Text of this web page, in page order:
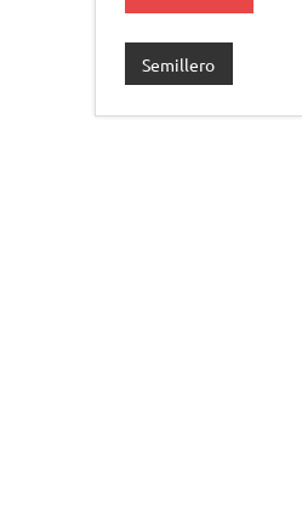
Semillero